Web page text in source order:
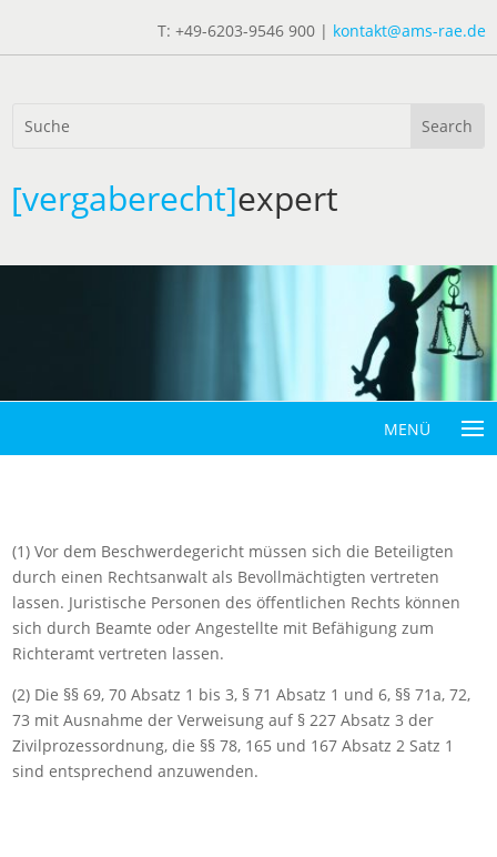
T: +49-6203-9546 900 | kontakt@ams-rae.de
[vergaberecht]expert
(1) Vor dem Beschwerdegericht müssen sich die Beteiligten
durch einen Rechtsanwalt als Bevollmächtigten vertreten
lassen. Juristische Personen des öffentlichen Rechts können
sich durch Beamte oder Angestellte mit Befähigung zum
Richteramt vertreten lassen.
(2) Die §§ 69, 70 Absatz 1 bis 3, § 71 Absatz 1 und 6, §§ 71a, 72,
73 mit Ausnahme der Verweisung auf § 227 Absatz 3 der
Zivilprozessordnung, die §§ 78, 165 und 167 Absatz 2 Satz 1
sind entsprechend anzuwenden.